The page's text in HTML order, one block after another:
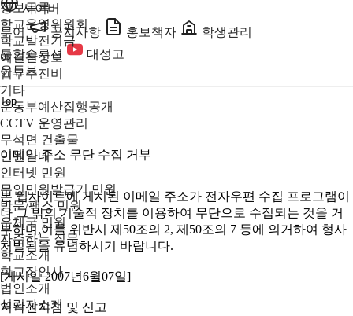
정보목록
학교운영위원회
학교발전기금
예결산정보
업무추진비
기타
운동부예산집행공개
CCTV 운영관리
무석면 건출물
민원안내
인터넷 민원
무인민원발급기 민원
방문/팩스 민원
우체국 민원
자주하는 질문
학교소개
학교장인사
법인소개
설립자소개
사이버
투어
공지사항 홍보책자
학생관리
통합솔루션
대성고
유튜브
Top
이메일 주소 무단 수집 거부
본 웹사이트에 게시된 이메일 주소가 전자우편 수집 프로그램이
나 그 밖의 기술적 장치를 이용하여 무단으로 수집되는 것을 거
부하며,이를 위반시 제50조의 2, 제50조의 7 등에 의거하여 형사
처벌됨을 유념하시기 바랍니다.
[게시일 2007년6월07일]
저작권지침 및 신고